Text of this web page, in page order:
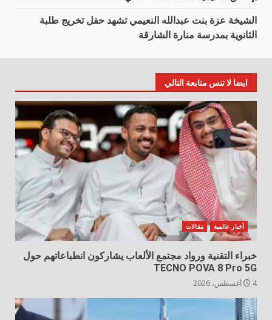
الشيخة عزة بنت عبدالله النعيمي تشهد حفل تخريج طلبة
الثانوية بمدرسة منارة الشارقة
ايضا لا تنس متابعة التالي
أخبار عالمية مقالات
خبراء التقنية ورواد مجتمع الألعاب يشاركون انطباعاتهم حول
TECNO POVA 8 Pro 5G
4 أغسطس، 2026